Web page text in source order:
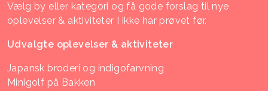
Vælg by eller kategori og få gode forslag til nye
oplevelser & aktiviteter I ikke har prøvet før.
Udvalgte oplevelser & aktiviteter
Japansk broderi og indigofarvning
Minigolf på Bakken